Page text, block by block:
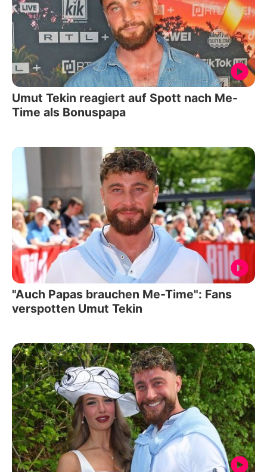
Umut Tekin reagiert auf Spott nach Me-
Time als Bonuspapa
"Auch Papas brauchen Me-Time": Fans
verspotten Umut Tekin